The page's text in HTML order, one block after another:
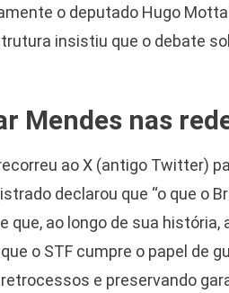
o deputado Hugo
insistiu que o debate
Mendes nas
ao X (antigo Twitter)
declarou que “o que o
ao longo de sua
o STF cumpre o papel de
e preservando